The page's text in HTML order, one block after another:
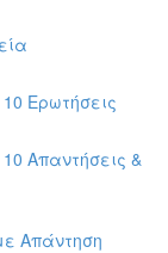
Ερωτήσεις
Απαντήσεις &
Απάντηση